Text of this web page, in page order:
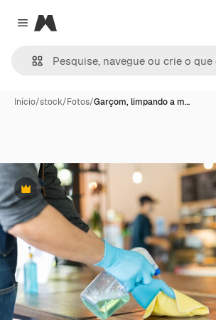
Close menu
Magnific
Início/stock/Fotos/Garçom, limpando a m…
Premium